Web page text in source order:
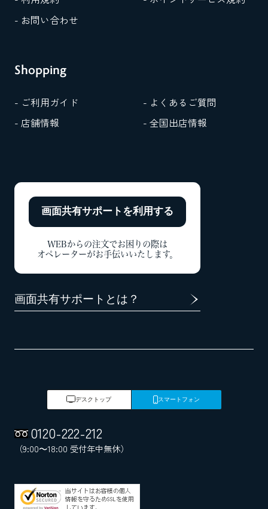
- お問い合わせ
Shopping
- ご利用ガイド
- よくあるご質問
- 店舗情報
- 全国出店情報
画面共有サポートを利用する
WEBからの注文でお困りの際は
オペレーターがお手伝いいたします。
画面共有サポートとは？
デスクトップ スマートフォン
0120-222-212
（9:00～18:00 受付年中無休）